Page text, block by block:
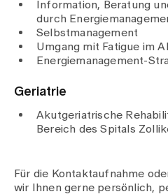
Information, Beratung
durch
Selbstmanagement
Umgang mit Fatigue im
Energiemanagement-
Geriatrie
Akutgeriatrische
Bereich des Spitals
Für die Kontaktaufnahme
wir Ihnen gerne persönlich,